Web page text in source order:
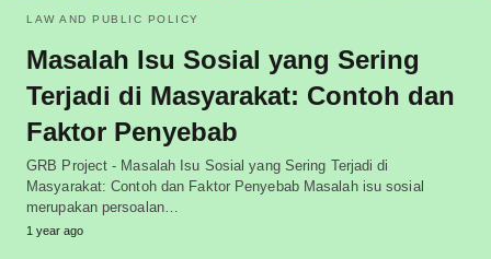
LAW AND PUBLIC POLICY
Masalah Isu Sosial yang Sering
Terjadi di Masyarakat: Contoh dan
Faktor Penyebab
GRB Project - Masalah Isu Sosial yang Sering Terjadi di
Masyarakat: Contoh dan Faktor Penyebab Masalah isu sosial
merupakan persoalan…
1 year ago